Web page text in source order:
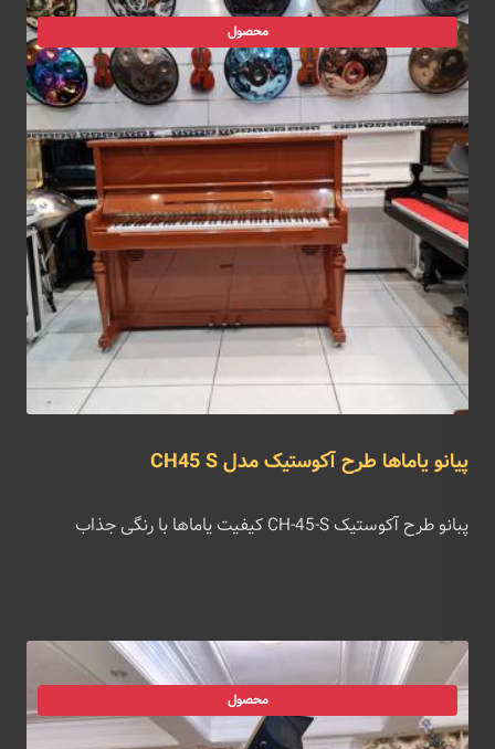
محصول
پیانو یاماها طرح آکوستیک مدل CH45 S
پبانو طرح آکوستیک CH-45-S کیفیت یاماها با رنگی جذاب
محصول